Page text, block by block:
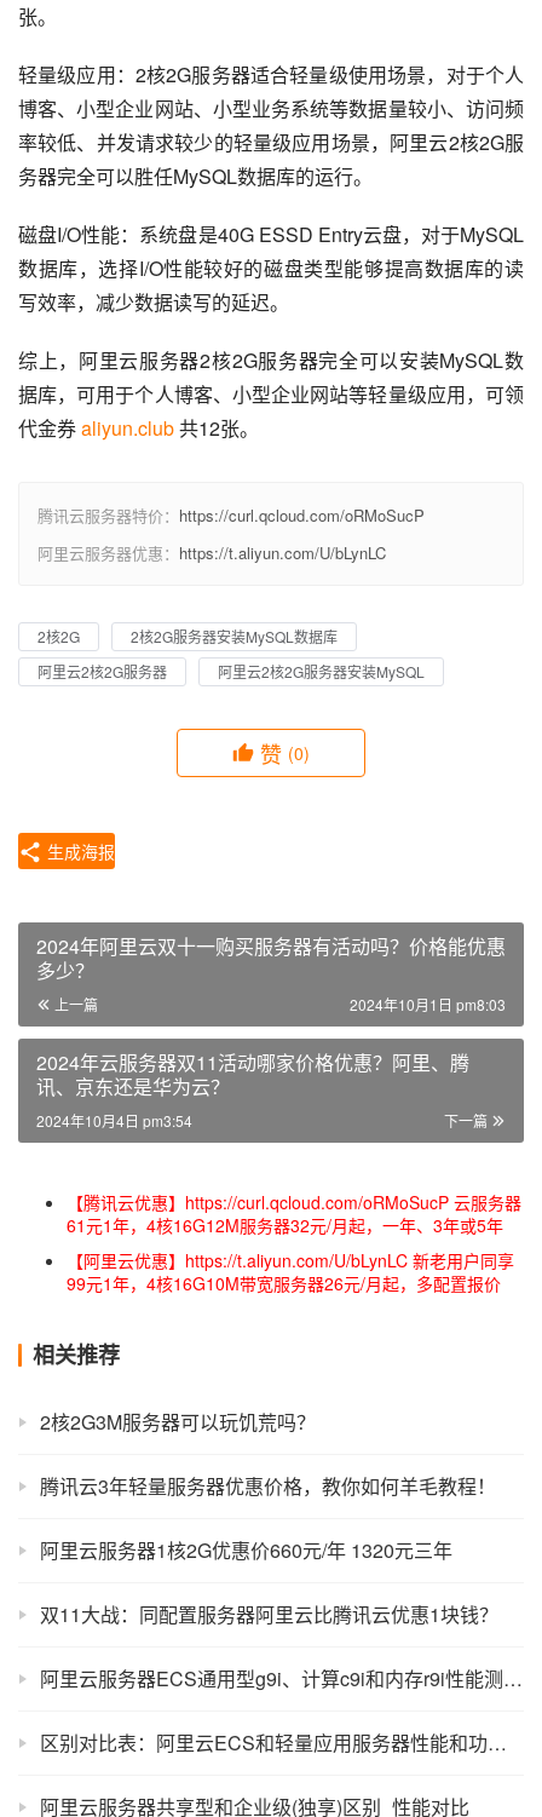
张。
轻量级应用：2核2G服务器适合轻量级使用场景，对于个人
博客、小型企业网站、小型业务系统等数据量较小、访问频
率较低、并发请求较少的轻量级应用场景，阿里云2核2G服
务器完全可以胜任MySQL数据库的运行。
磁盘I/O性能：系统盘是40G ESSD Entry云盘，对于MySQL
数据库，选择I/O性能较好的磁盘类型能够提高数据库的读
写效率，减少数据读写的延迟。
综上，阿里云服务器2核2G服务器完全可以安装MySQL数
据库，可用于个人博客、小型企业网站等轻量级应用，可领
代金券 aliyun.club 共12张。
腾讯云服务器特价： https://curl.qcloud.com/oRMoSucP
阿里云服务器优惠： https://t.aliyun.com/U/bLynLC
2核2G
2核2G服务器安装MySQL数据库
阿里云2核2G服务器
阿里云2核2G服务器安装MySQL
赞 (0)
生成海报
2024年阿里云双十一购买服务器有活动吗？价格能优惠
多少？
上一篇 2024年10月1日 pm8:03
2024年云服务器双11活动哪家价格优惠？阿里、腾
讯、京东还是华为云？
下一篇
2024年10月4日 pm3:54
【腾讯云优惠】https://curl.qcloud.com/oRMoSucP 云服务器
61元1年，4核16G12M服务器32元/月起，一年、3年或5年
【阿里云优惠】https://t.aliyun.com/U/bLynLC 新老用户同享
99元1年，4核16G10M带宽服务器26元/月起，多配置报价
相关推荐
2核2G3M服务器可以玩饥荒吗？
腾讯云3年轻量服务器优惠价格，教你如何羊毛教程！
阿里云服务器1核2G优惠价660元/年 1320元三年
双11大战：同配置服务器阿里云比腾讯云优惠1块钱？
阿里云服务器ECS通用型g9i、计算c9i和内存r9i性能测评，全新CIPU架构
区别对比表：阿里云ECS和轻量应用服务器性能和功能差异
阿里云服务器共享型和企业级(独享)区别_性能对比